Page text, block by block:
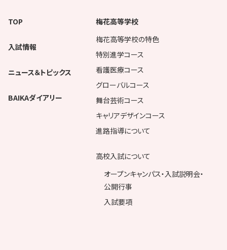
TOP
入試情報
ニュース＆トピックス
BAIKAダイアリー
梅花高等学校
梅花高等学校の特色
特別進学コース
看護医療コース
グローバルコース
舞台芸術コース
キャリアデザインコース
進路指導について
高校入試について
オープンキャンパス・入試説明会・
公開行事
入試要項